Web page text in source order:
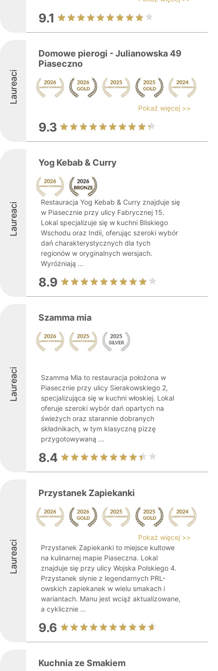
9.1
Laureaci
Domowe pierogi - Julianowska 49
Piaseczno
Pokaż więcej >>
9.3
Laureaci
Yog Kebab & Curry
Restauracja Yog Kebab & Curry znajduje się
w Piasecznie przy ulicy Fabrycznej 15.
Lokal specjalizuje się w kuchni Bliskiego
Wschodu oraz Indii, oferując szeroki wybór
dań charakterystycznych dla tych
regionów w oryginalnych wersjach.
Wyróżniają ...
8.9
Laureaci
Szamma mia
Szamma Mia to restauracja położona w
Piasecznie przy ulicy Sierakowskiego 2,
specjalizująca się w kuchni włoskiej. Lokal
oferuje szeroki wybór dań opartych na
świeżych oraz starannie dobranych
składnikach, w tym klasyczną pizzę
przygotowywaną ...
8.4
Laureaci
Przystanek Zapiekanki
Pokaż więcej >>
Przystanek Zapiekanki to miejsce kultowe
na kulinarnej mapie Piaseczna. Lokal
znajduje się przy ulicy Wojska Polskiego 4.
Przystanek słynie z legendarnych PRL-
owskich zapiekanek w wielu smakach i
wariantach. Manu jest wciąż aktualizowane,
a cyklicznie ...
9.6
Kuchnia ze Smakiem